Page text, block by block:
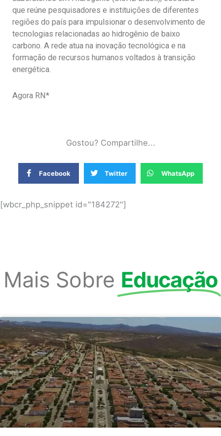
que reúne pesquisadores e instituições de diferentes
regiões do país para impulsionar o desenvolvimento de
tecnologias relacionadas ao hidrogênio de baixo
carbono. A rede atua na inovação tecnológica e na
formação de recursos humanos voltados à transição
energética.
Agora RN*
Gostou? Compartilhe...
Facebook Twitter WhatsApp
[wbcr_php_snippet id="184272"]
Mais Sobre Educação